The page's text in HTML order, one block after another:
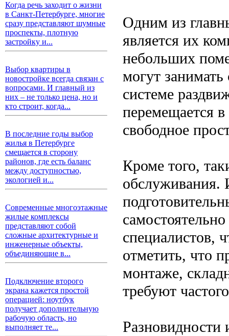
Когда речь заходит о жизни
в Санкт-Петербурге, многие
сразу представляют шумные
проспекты, плотную
застройку и...
Выбор квартиры в
новостройке всегда связан с
вопросами. И главный из
них – не только цена, но и
кто строит, когда...
В последние годы выбор
жилья в Петербурге
смещается в сторону
районов, где есть баланс
между доступностью,
экологией и...
Современные многоэтажные
жилые комплексы
представляют собой
сложные архитектурные и
инженерные объекты,
объединяющие в...
Подключение второго
экрана кажется простой
операцией: ноутбук
получает дополнительную
рабочую область, но
выполняет те...
Одним из
является их
небольших
могут
системе
перемещается
свободное
Кроме того,
обслуживания.
специалистов,
отметить, что
монтаже,
требуют
Разновидности